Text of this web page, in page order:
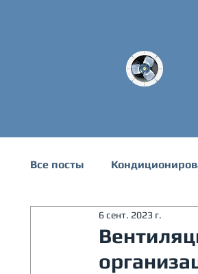
Все посты
Техническая информация
6 сент. 2023 г.